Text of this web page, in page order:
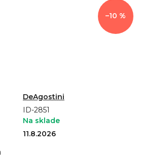
Na sklade
11.8.2026
DeAgostini
ID-2851
–10 %